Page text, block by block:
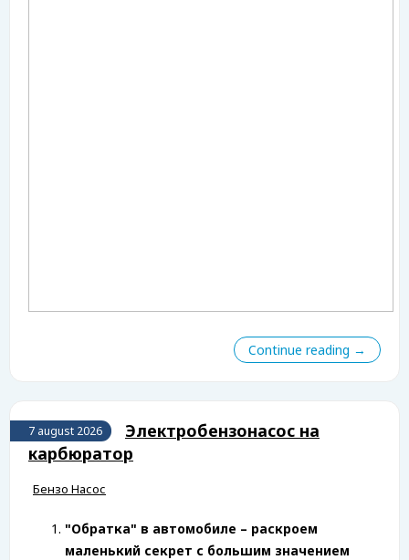
Continue reading →
7 august 2026
Электробензонасос на
карбюратор
Бензо Насос
"Обратка" в автомобиле – раскроем
маленький секрет с большим значением